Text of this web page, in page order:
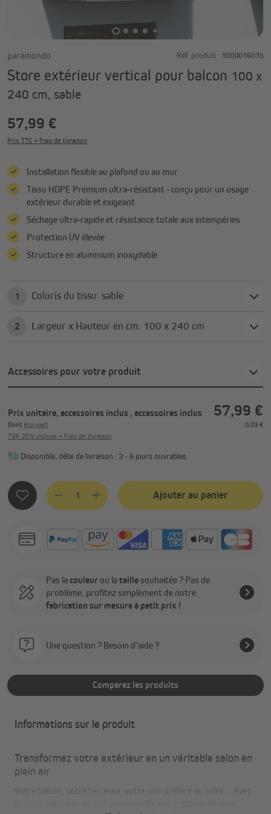
paramondo Réf. produit : 1000016015
Store extérieur vertical pour balcon 100 x
240 cm, sable
57,99 €
Prix TTC + frais de livraison
Installation flexible au plafond ou au mur
Tissu HDPE Premium ultra‑résistant - conçu pour un usage
extérieur durable et exigeant
Séchage ultra‑rapide et résistance totale aux intempéries
Protection UV élevée
Structure en aluminium inoxydable
1 Coloris du tissu: sable
2 Largeur x Hauteur en cm: 100 x 240 cm
Accessoires pour votre produit
Prix unitaire, accessoires inclus , accessoires inclus 57,99 €
Dont éco-part
0,03 €
TVA 20 % incluse + frais de livraison
Disponible, délai de livraison : 3 - 6 jours ouvrables
Quantité de produit : Entrez la quantité souhaitée ou
Ajouter au panier
Pas la couleur ou lataille souhaitée ? Pas de
problème, profitez simplement de notre
fabrication sur mesure à petit prix !
Une question ? Besoin d’aide ?
Comparez les produits
Informations sur le produit
Transformez votre extérieur en un véritable salon en
plein air
Votre balcon, votre terrasse, votre coin préféré au soleil… Avec